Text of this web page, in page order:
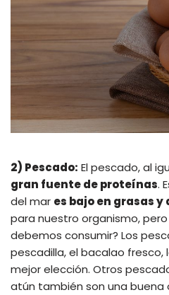
2) Pescado: El pescado, al
gran fuente de proteínas.
del mar es bajo en grasas
para nuestro organismo,
debemos consumir? Los
pescadilla, el bacalao fresco,
mejor elección. Otros
atún también son una buena